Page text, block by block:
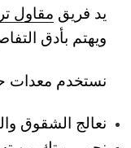
يد فريق مقاول
ويهتم بأدق
نستخدم معدات
نعالج الشقوق